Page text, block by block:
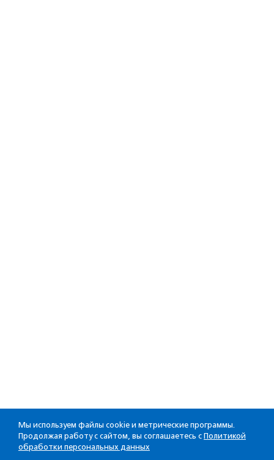
Мы используем файлы cookie и метрические программы.
Продолжая работу с сайтом, вы соглашаетесь с Политикой
обработки персональных данных